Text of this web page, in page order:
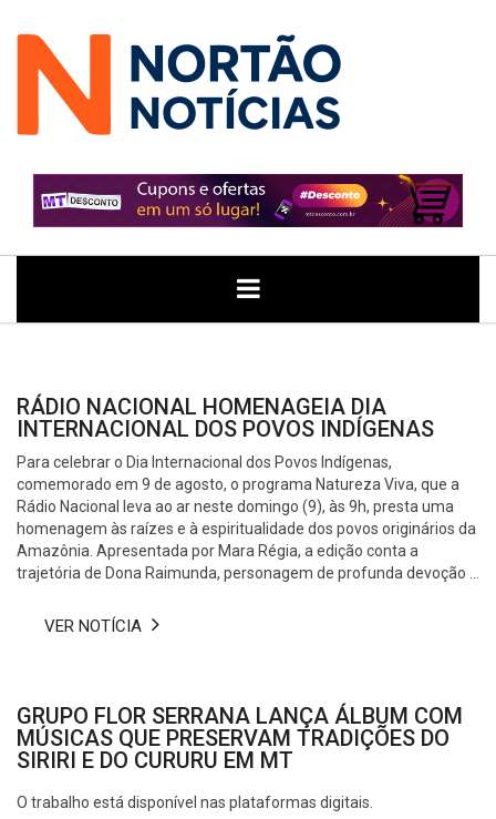
GERAL POLITICA ECONOMIA JUSTIÇA
RÁDIO NACIONAL HOMENAGEIA DIA
INTERNACIONAL DOS POVOS INDÍGENAS
Para celebrar o Dia Internacional dos Povos Indígenas,
comemorado em 9 de agosto, o programa Natureza Viva, que a
Rádio Nacional leva ao ar neste domingo (9), às 9h, presta uma
homenagem às raízes e à espiritualidade dos povos originários da
Amazônia. Apresentada por Mara Régia, a edição conta a
trajetória de Dona Raimunda, personagem de profunda devoção ...
VER NOTÍCIA
GRUPO FLOR SERRANA LANÇA ÁLBUM COM
MÚSICAS QUE PRESERVAM TRADIÇÕES DO
SIRIRI E DO CURURU EM MT
O trabalho está disponível nas plataformas digitais.